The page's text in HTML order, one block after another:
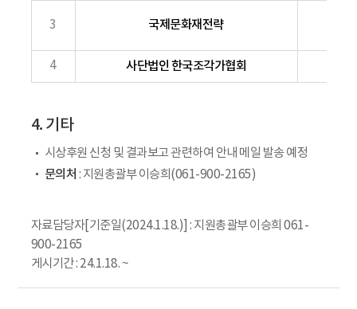
3 국제문화재전략
4 사단법인 한국조각가협회
4. 기타
시상후원 신청 및 결과보고 관련하여 안내 메일 발송 예정
문의처 : 지원총괄부 이승희(061-900-2165)
자료담당자[기준일(2024.1.18.)] : 지원총괄부 이승희 061-
900-2165
게시기간 : 24.1.18. ~